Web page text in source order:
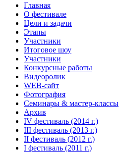
Главная
О фестивале
Цели и задачи
Этапы
Участники
Итоговое шоу
Участники
Конкурсные работы
Видеоролик
WEB-сайт
Фотография
Семинары & мастер-классы
Архив
IV фестиваль (2014 г.)
III фестиваль (2013 г.)
II фестиваль (2012 г.)
I фестиваль (2011 г.)